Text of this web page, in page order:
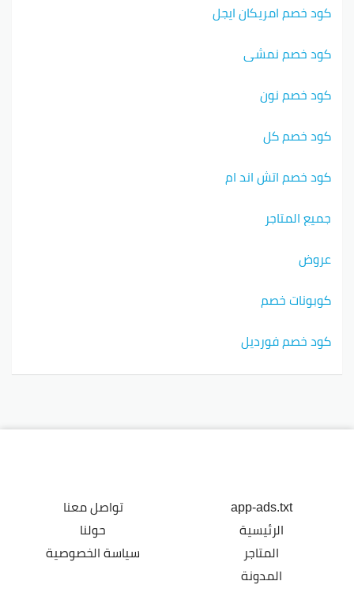
كود خصم امريكان ايجل
كود خصم نمشي
كود خصم نون
كود خصم كل
كود خصم اتش اند ام
جميع المتاجر
عروض
كوبونات خصم
كود خصم فورديل
app-ads.txt
الرئيسية
المتاجر
المدونة
تواصل معنا
حولنا
سياسة الخصوصية